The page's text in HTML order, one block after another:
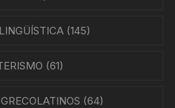
(145)
(61)
(64)